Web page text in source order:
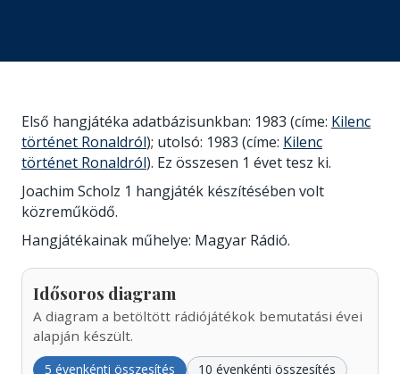
Első hangjátéka adatbázisunkban: 1983 (címe: Kilenc
történet Ronaldról); utolsó: 1983 (címe: Kilenc
történet Ronaldról). Ez összesen 1 évet tesz ki.
Joachim Scholz 1 hangjáték készítésében volt
közreműködő.
Hangjátékainak műhelye: Magyar Rádió.
Idősoros diagram
A diagram a betöltött rádiójátékok bemutatási évei
alapján készült.
5 évenkénti összesítés 10 évenkénti összesítés